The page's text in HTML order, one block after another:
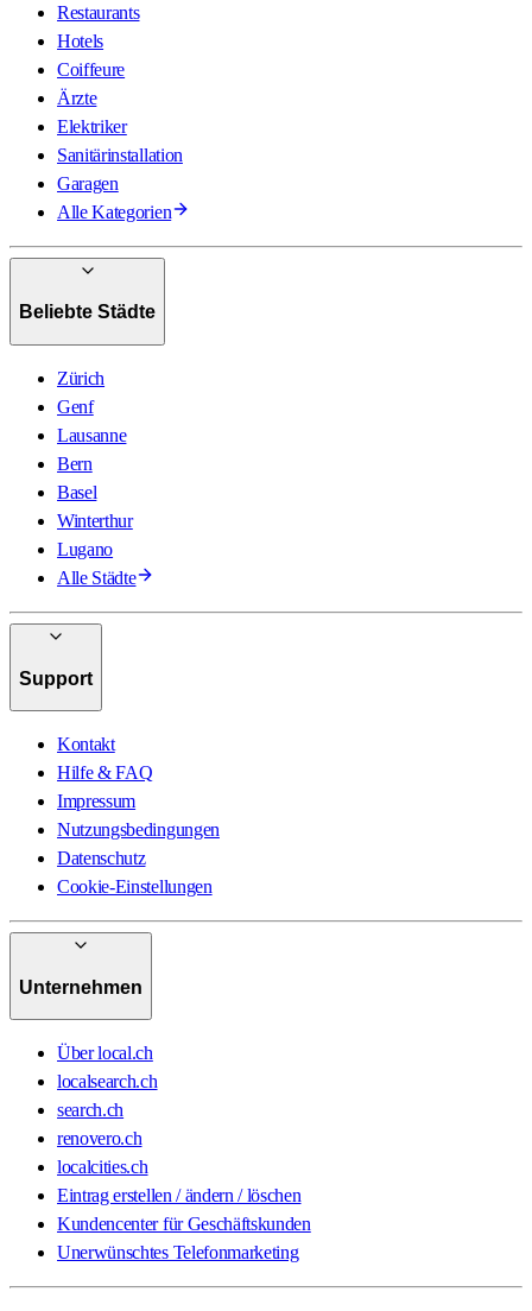
Restaurants
Hotels
Coiffeure
Ärzte
Elektriker
Sanitärinstallation
Garagen
Alle Kategorien
Beliebte Städte
Zürich
Genf
Lausanne
Bern
Basel
Winterthur
Lugano
Alle Städte
Support
Kontakt
Hilfe & FAQ
Impressum
Nutzungsbedingungen
Datenschutz
Cookie-Einstellungen
Unternehmen
Über local.ch
localsearch.ch
search.ch
renovero.ch
localcities.ch
Eintrag erstellen / ändern / löschen
Kundencenter für Geschäftskunden
Unerwünschtes Telefonmarketing